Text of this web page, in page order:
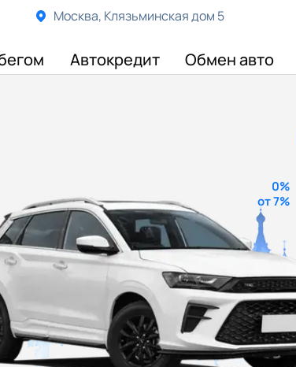
Москва, Клязьминская дом 5
Автокредит Обмен авто
0%
от 7%